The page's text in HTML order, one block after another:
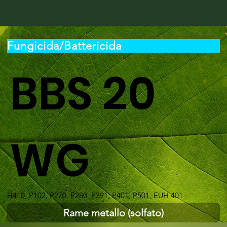
H410, P102, P270, P280, P391, P401, P501, EUH 401
BBS 20
WG
Fungicida/Battericida
Rame metallo (solfato)